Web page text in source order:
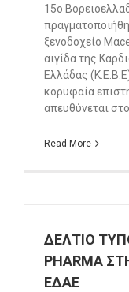
15ο
ξενοδοχείο
αιγίδα της
Ελλάδας
κορυφαία
απευθύνεται
Read More
ΔΕΛΤΙΟ
PHARMA
ΕΔΑΕ